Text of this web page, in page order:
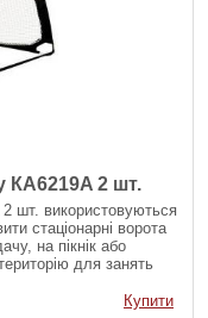
КА6219A 2 шт.
шт. використовуються
стаціонарні ворота
на пікнік або
для занять
Купити